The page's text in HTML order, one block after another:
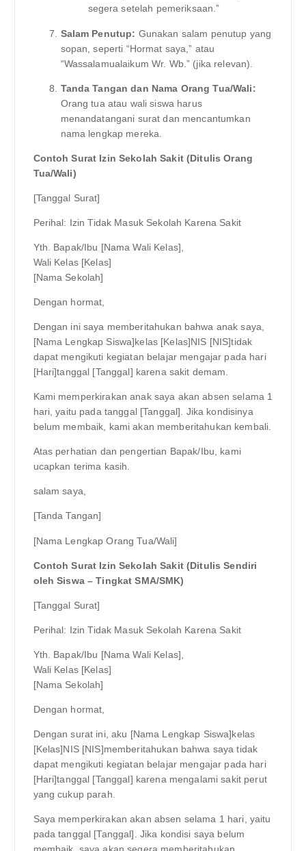
segera setelah pemeriksaan.”
Salam Penutup: Gunakan salam penutup yang
sopan, seperti “Hormat saya,” atau
“Wassalamualaikum Wr. Wb.” (jika relevan).
Tanda Tangan dan Nama Orang Tua/Wali:
Orang tua atau wali siswa harus
menandatangani surat dan mencantumkan
nama lengkap mereka.
Contoh Surat Izin Sekolah Sakit (Ditulis Orang
Tua/Wali)
[Tanggal Surat]
Perihal: Izin Tidak Masuk Sekolah Karena Sakit
Yth. Bapak/Ibu [Nama Wali Kelas],
Wali Kelas [Kelas]
[Nama Sekolah]
Dengan hormat,
Dengan ini saya memberitahukan bahwa anak saya,
[Nama Lengkap Siswa]kelas [Kelas]NIS [NIS]tidak
dapat mengikuti kegiatan belajar mengajar pada hari
[Hari]tanggal [Tanggal] karena sakit demam.
Kami memperkirakan anak saya akan absen selama 1
hari, yaitu pada tanggal [Tanggal]. Jika kondisinya
belum membaik, kami akan memberitahukan kembali.
Atas perhatian dan pengertian Bapak/Ibu, kami
ucapkan terima kasih.
salam saya,
[Tanda Tangan]
[Nama Lengkap Orang Tua/Wali]
Contoh Surat Izin Sekolah Sakit (Ditulis Sendiri
oleh Siswa – Tingkat SMA/SMK)
[Tanggal Surat]
Perihal: Izin Tidak Masuk Sekolah Karena Sakit
Yth. Bapak/Ibu [Nama Wali Kelas],
Wali Kelas [Kelas]
[Nama Sekolah]
Dengan hormat,
Dengan surat ini, aku [Nama Lengkap Siswa]kelas
[Kelas]NIS [NIS]memberitahukan bahwa saya tidak
dapat mengikuti kegiatan belajar mengajar pada hari
[Hari]tanggal [Tanggal] karena mengalami sakit perut
yang cukup parah.
Saya memperkirakan akan absen selama 1 hari, yaitu
pada tanggal [Tanggal]. Jika kondisi saya belum